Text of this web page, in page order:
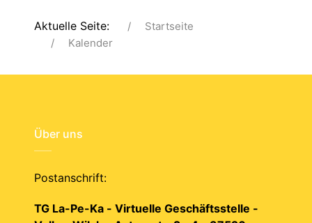
Aktuelle Seite:
Startseite
Kalender
Über uns
Postanschrift:
TG La-Pe-Ka - Virtuelle Geschäftsstelle -